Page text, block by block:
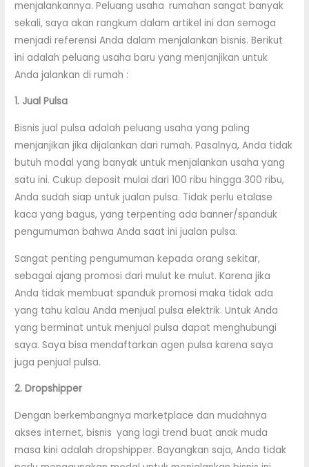
menjalankannya. Peluang usaha rumahan sangat banyak
sekali, saya akan rangkum dalam artikel ini dan semoga
menjadi referensi Anda dalam menjalankan bisnis. Berikut
ini adalah peluang usaha baru yang menjanjikan untuk
Anda jalankan di rumah :
1. Jual Pulsa
Bisnis jual pulsa adalah peluang usaha yang paling
menjanjikan jika dijalankan dari rumah. Pasalnya, Anda tidak
butuh modal yang banyak untuk menjalankan usaha yang
satu ini. Cukup deposit mulai dari 100 ribu hingga 300 ribu,
Anda sudah siap untuk jualan pulsa. Tidak perlu etalase
kaca yang bagus, yang terpenting ada banner/spanduk
pengumuman bahwa Anda saat ini jualan pulsa.
Sangat penting pengumuman kepada orang sekitar,
sebagai ajang promosi dari mulut ke mulut. Karena jika
Anda tidak membuat spanduk promosi maka tidak ada
yang tahu kalau Anda menjual pulsa elektrik. Untuk Anda
yang berminat untuk menjual pulsa dapat menghubungi
saya. Saya bisa mendaftarkan agen pulsa karena saya
juga penjual pulsa.
2. Dropshipper
Dengan berkembangnya marketplace dan mudahnya
akses internet, bisnis yang lagi trend buat anak muda
masa kini adalah dropshipper. Bayangkan saja, Anda tidak